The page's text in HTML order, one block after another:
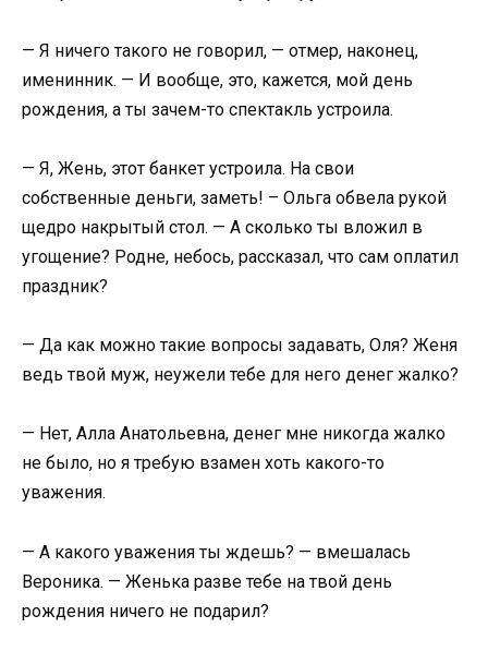
— Я ничего такого не говорил, — отмер, наконец,
именинник. — И вообще, это, кажется, мой день
рождения, а ты зачем-то спектакль устроила.
— Я, Жень, этот банкет устроила. На свои
собственные деньги, заметь! – Ольга обвела рукой
щедро накрытый стол. — А сколько ты вложил в
угощение? Родне, небось, рассказал, что сам оплатил
праздник?
— Да как можно такие вопросы задавать, Оля? Женя
ведь твой муж, неужели тебе для него денег жалко?
— Нет, Алла Анатольевна, денег мне никогда жалко
не было, но я требую взамен хоть какого-то
уважения.
— А какого уважения ты ждешь? — вмешалась
Вероника. — Женька разве тебе на твой день
рождения ничего не подарил?